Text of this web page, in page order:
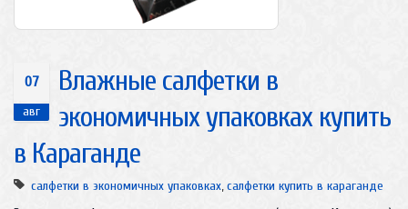
07
авг
Влажные салфетки в
экономичных упаковках купить
в Караганде
салфетки в экономичных упаковках,салфетки купить в караганде